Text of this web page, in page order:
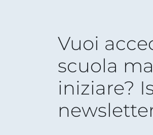
Vuoi
scuola
iniziare?